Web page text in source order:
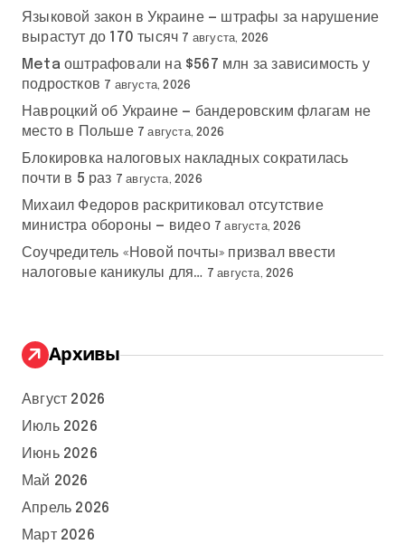
Языковой закон в Украине — штрафы за нарушение
вырастут до 170 тысяч 7 августа, 2026
Meta оштрафовали на $567 млн за зависимость у
подростков 7 августа, 2026
Навроцкий об Украине — бандеровским флагам не
место в Польше 7 августа, 2026
Блокировка налоговых накладных сократилась
почти в 5 раз 7 августа, 2026
Михаил Федоров раскритиковал отсутствие
министра обороны — видео 7 августа, 2026
Соучредитель «Новой почты» призвал ввести
налоговые каникулы для…
7 августа, 2026
Архивы
Август 2026
Июль 2026
Июнь 2026
Май 2026
Апрель 2026
Март 2026